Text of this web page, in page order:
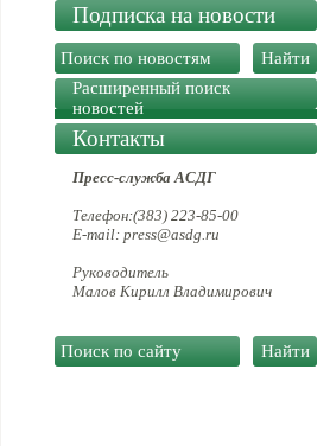
Подписка на новости
Расширенный поиск
новостей
Контакты
Пресс-служба АСДГ
Телефон:(383) 223-85-00
E-mail: press@asdg.ru
Руководитель
Малов Кирилл Владимирович